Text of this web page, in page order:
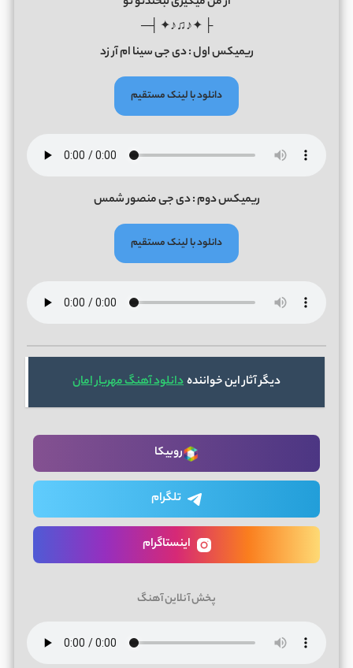
├ ✦♪♫♪✦ ┤─
ریمیکس اول : دی جی سینا ام آر زد
دانلود با لینک مستقیم
ریمیکس دوم : دی جی منصور شمس
دانلود با لینک مستقیم
دیگر آثار این خوانندهدانلود آهنگ مهریار امان
روبیکا
تلگرام
اینستاگرام
پخش آنلاین آهنگ